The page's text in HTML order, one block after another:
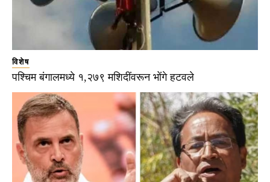
विशेष
पश्चिम बंगालमध्ये १,२७९ मशिदींवरून भोंगे हटवले